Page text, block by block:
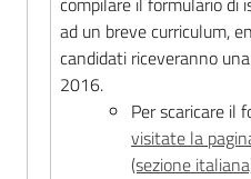
ad un breve curriculum,
candidati riceveranno
2016.
Per scaricare il
visitate la
(sezione